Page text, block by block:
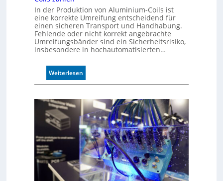
In der Produktion von Aluminium-Coils ist
eine korrekte Umreifung entscheidend für
einen sicheren Transport und Handhabung.
Fehlende oder nicht korrekt angebrachte
Umreifungsbänder sind ein Sicherheitsrisiko,
insbesondere in hochautomatisierten…
Weiterlesen
C
i
l
s
z
ä
h
l
e
n